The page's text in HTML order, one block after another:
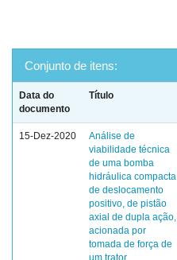
Conjunto de itens:
Data do
documento
Título
15-Dez-2020
Análise de
viabilidade técnica
de uma bomba
hidráulica compacta
de deslocamento
positivo, de pistão
axial de dupla ação,
acionada por
tomada de força de
um trator